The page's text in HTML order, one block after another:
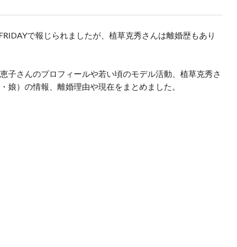
で報じられましたが、植草克秀さんは離婚歴もあり
子さんのプロフィールや若い頃のモデル活動、植草克秀さ
娘）の情報、離婚理由や現在をまとめました。